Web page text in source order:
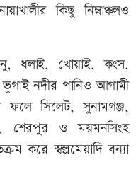
কিছু নিম্নাঞ্চলও
ধলাই, খোয়াই, কংস,
ভুগাই নদীর পানিও আগামী
সিলেট, সুনামগঞ্জ,
শেরপুর ও ময়মনসিংহ
করে স্বল্পমেয়াদি বন্যা